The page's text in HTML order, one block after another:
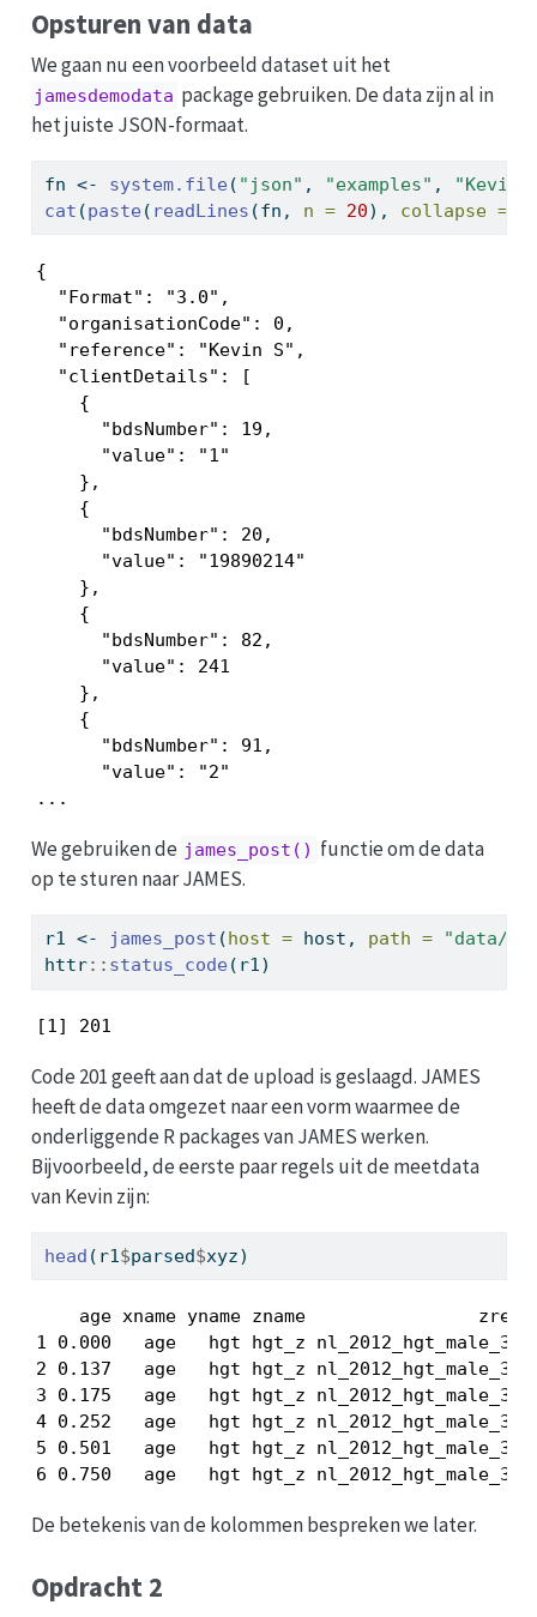
Opsturen van data
We gaan nu een voorbeeld dataset uit het
jamesdemodata package gebruiken. De data zijn al in
het juiste JSON-formaat.
fn <- system.file ( "json" , "examples" ,
cat (paste ( readLines (fn, n = 20), collapse =
{
  "Format": "3.0",
  "organisationCode": 0,
  "reference": "Kevin S",
  "clientDetails": [
    {
      "bdsNumber": 19,
      "value": "1"
    },
    {
      "bdsNumber": 20,
      "value": "19890214"
    },
    {
      "bdsNumber": 82,
      "value": 241
    },
    {
      "bdsNumber": 91,
      "value": "2"
...
We gebruiken de james_post() functie om de data
op te sturen naar JAMES.
r1 <- james_post ( host = host, path =
"data/
httr:: status_code (r1)
[1] 201
Code 201 geeft aan dat de upload is geslaagd. JAMES
heeft de data omgezet naar een vorm waarmee de
onderliggende R packages van JAMES werken.
Bijvoorbeeld, de eerste paar regels uit de meetdata
van Kevin zijn:
head (r1$parsed$xyz)
age xname yname zname                zref
1 0.000   age   hgt hgt_z nl_2012_hgt_male_34
2 0.137   age   hgt hgt_z nl_2012_hgt_male_34
3 0.175   age   hgt hgt_z nl_2012_hgt_male_34
4 0.252   age   hgt hgt_z nl_2012_hgt_male_34
5 0.501   age   hgt hgt_z nl_2012_hgt_male_34
6 0.750   age   hgt hgt_z nl_2012_hgt_male_34
De betekenis van de kolommen bespreken we later.
Opdracht 2